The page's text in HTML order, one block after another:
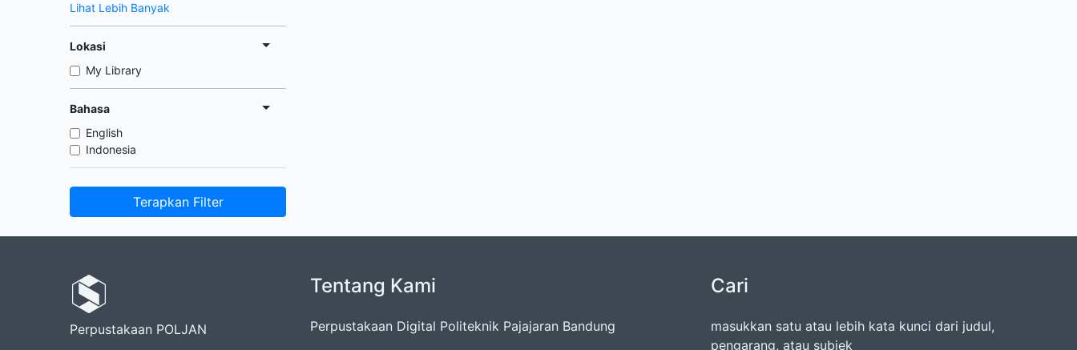
Lihat Lebih Banyak
Lokasi
My Library
Bahasa
English
Indonesia
Terapkan Filter
Perpustakaan POLJAN
Tentang Kami
Perpustakaan Digital Politeknik Pajajaran Bandung
Cari
masukkan satu atau lebih kata kunci dari judul,
pengarang, atau subjek